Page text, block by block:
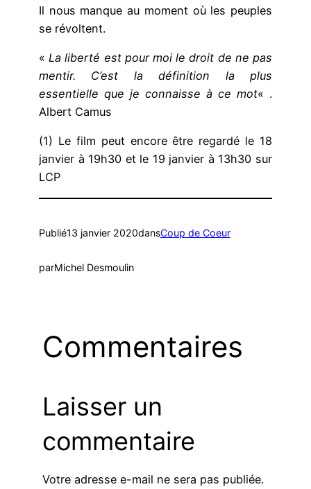
Il nous manque au moment où les peuples
se révoltent.
« La liberté est pour moi le droit de ne pas
mentir. C’est la définition la plus
essentielle que je connaisse à ce mot« .
Albert Camus
(1) Le film peut encore être regardé le 18
janvier à 19h30 et le 19 janvier à 13h30 sur
LCP
Publié13 janvier 2020dansCoup de Coeur
parMichel Desmoulin
Commentaires
Laisser un
commentaire
Votre adresse e-mail ne sera pas publiée.